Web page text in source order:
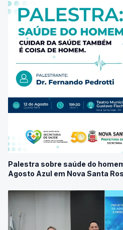
Palestra sobre saúde do
Agosto Azul em Nova Santa